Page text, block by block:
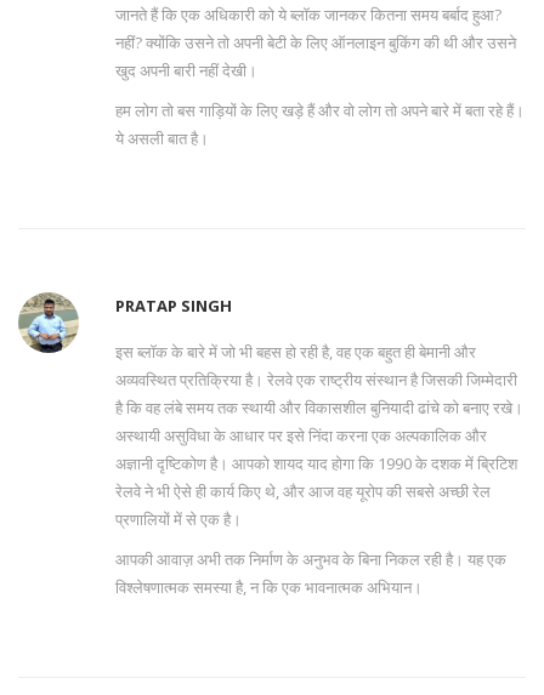
जानते हैं कि एक अधिकारी को ये ब्लॉक जानकर कितना समय बर्बाद हुआ?
नहीं? क्योंकि उसने तो अपनी बेटी के लिए ऑनलाइन बुकिंग की थी और उसने
खुद अपनी बारी नहीं देखी।
हम लोग तो बस गाड़ियों के लिए खड़े हैं और वो लोग तो अपने बारे में बता रहे हैं।
ये असली बात है।
PRATAP SINGH
इस ब्लॉक के बारे में जो भी बहस हो रही है, वह एक बहुत ही बेमानी और
अव्यवस्थित प्रतिक्रिया है। रेलवे एक राष्ट्रीय संस्थान है जिसकी जिम्मेदारी
है कि वह लंबे समय तक स्थायी और विकासशील बुनियादी ढांचे को बनाए रखे।
अस्थायी असुविधा के आधार पर इसे निंदा करना एक अल्पकालिक और
अज्ञानी दृष्टिकोण है। आपको शायद याद होगा कि 1990 के दशक में ब्रिटिश
रेलवे ने भी ऐसे ही कार्य किए थे, और आज वह यूरोप की सबसे अच्छी रेल
प्रणालियों में से एक है।
आपकी आवाज़ अभी तक निर्माण के अनुभव के बिना निकल रही है। यह एक
विश्लेषणात्मक समस्या है, न कि एक भावनात्मक अभियान।